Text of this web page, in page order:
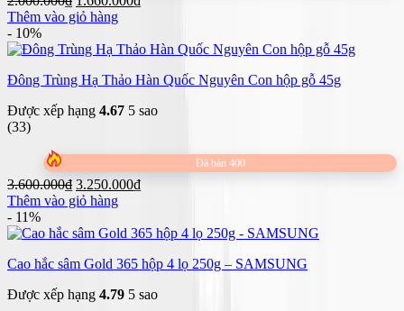
gốc
2.000.000₫.là:
Thêm vào giỏ hàng
- 10%
Đông Trùng Hạ Thảo Hàn Quốc Nguyên Con hộp gỗ 45g
Được xếp hạng 4.67 5 sao
(33)
Đã bán 400
3.600.000₫ Giá
gốc
3.600.000₫.
3.250.000₫Giá
là:
Thêm vào giỏ hàng
- 11%
Cao hắc sâm Gold 365 hộp 4 lọ 250g – SAMSUNG
Được xếp hạng 4.79 5 sao